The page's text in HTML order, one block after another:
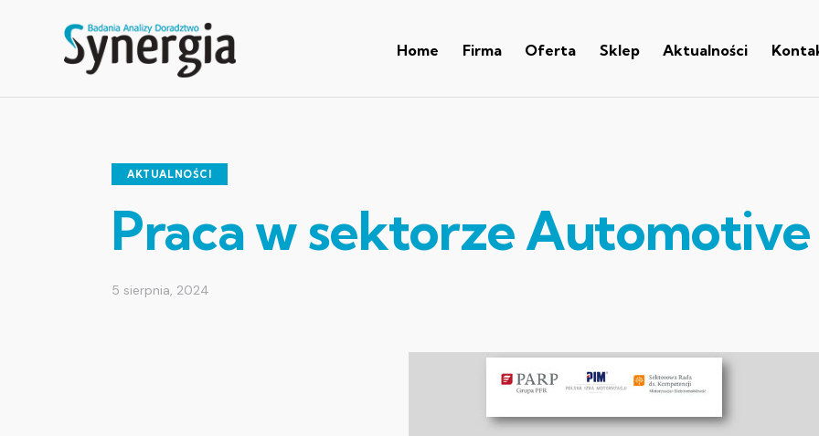
Home Firma Oferta Sklep Aktualności
AKTUALNOŚCI
Praca w sektorze Automotive
5 sierpnia, 2024